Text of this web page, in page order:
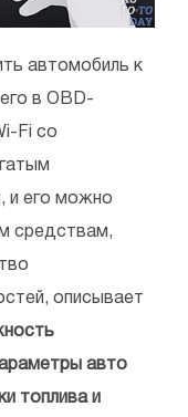
автомобиль к
в ОВD-
Fi со
и его можно
средствам,
описывает
авто
топлива и